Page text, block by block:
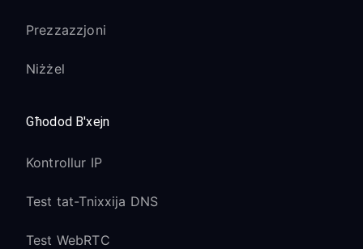
Prezzazzjoni
Niżżel
Għodod B'xejn
Kontrollur IP
Test tat-Tnixxija DNS
Test WebRTC